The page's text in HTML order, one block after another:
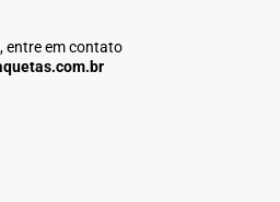
entre em contato